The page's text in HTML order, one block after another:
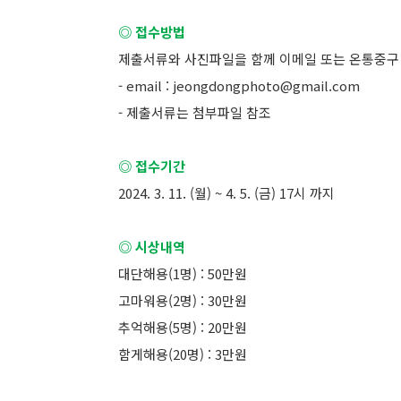
◎ 접수방법
제출서류와 사진파일을 함께 이메일 또는 온통중
- email : jeongdongphoto@gmail.com
- 제출서류는 첨부파일 참조
◎ 접수기간
2024. 3. 11. (월) ~ 4. 5. (금) 17시 까지
◎ 시상내역
대단해용(1명) : 50만원
고마워용(2명) : 30만원
추억해용(5명) : 20만원
함게해용(20명) : 3만원